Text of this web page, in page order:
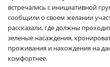
встречались с инициативной
сообщили о своем желании
рассказали, где должны
зеленые насаждения,
проживания и нахождения на
комфортнее.